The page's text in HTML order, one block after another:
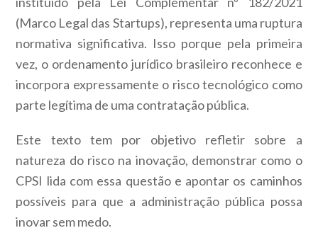
(Marco Legal das Startups), representa uma ruptura
normativa significativa. Isso porque pela primeira
vez, o ordenamento jurídico brasileiro reconhece e
incorpora expressamente o risco tecnológico como
parte legítima de uma contratação pública.
Este texto tem por objetivo refletir sobre a
natureza do risco na inovação, demonstrar como o
CPSI lida com essa questão e apontar os caminhos
possíveis para que a administração pública possa
inovar sem medo.